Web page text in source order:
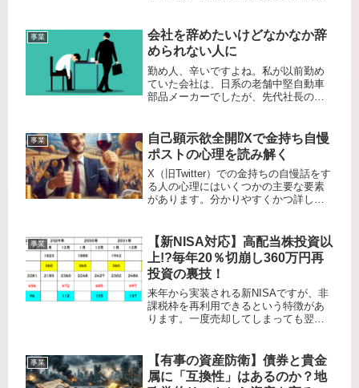
示す指標です。つまり、顧客1人が企業
にもたらす売上や...
事業
会社を辞めたいけどなかなか辞
められない人に
勤め人、辛いですよね。私が以前勤め
ていた会社は、日系の老舗中堅自動車
部品メーカーでしたが、先代社長の経
くされました。私の感想としては、た
またまこの会社の経営破綻が早かった
だけ...
事業
自己顕示欲全開⁉️Xで金持ち自慢
ポストの心理を読み解く
X（旧Twitter）での金持ちの自慢話をす
る人の心理にはいくつかの主要な要素
があります。分かりやすくかつ詳しく
「自分は他の人より優れている」とい
うことをアピールしたい...
事業
【新NISA対応】高配当株投資以
上!?毎年20％切崩し360万円再
投資の裏技！
来年から実装される新NISAですが、非
課税枠を再利用できるという特徴があ
ります。一度売却してしまっても翌年
格分が再利用できるのではなく、売却
価格の取得価格分が再利用できるこ...
事業
​【有事の資産防衛】債券と貴金
属に「互換性」はあるのか？地